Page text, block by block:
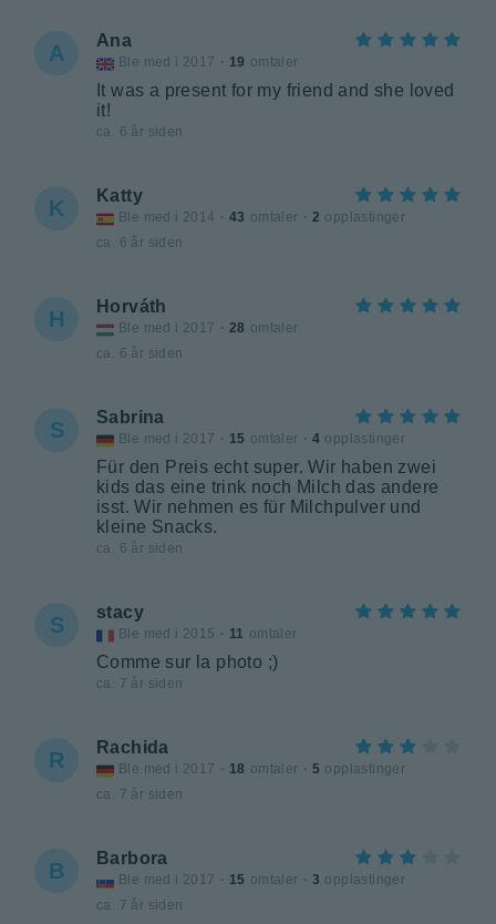
A
Ana
Ble med i 2017 · 19 omtaler
It was a present for my friend and she loved
it!
ca. 6 år siden
K
Katty
Ble med i 2014 · 43 omtaler · 2 opplastinger
ca. 6 år siden
H
Horváth
Ble med i 2017 · 28 omtaler
ca. 6 år siden
S
Sabrina
Ble med i 2017 · 15 omtaler · 4 opplastinger
Für den Preis echt super. Wir haben zwei
kids das eine trink noch Milch das andere
isst. Wir nehmen es für Milchpulver und
kleine Snacks.
ca. 6 år siden
S
stacy
Ble med i 2015 · 11 omtaler
Comme sur la photo ;)
ca. 7 år siden
R
Rachida
Ble med i 2017 · 18 omtaler · 5 opplastinger
ca. 7 år siden
B
Barbora
Ble med i 2017 · 15 omtaler · 3 opplastinger
ca. 7 år siden